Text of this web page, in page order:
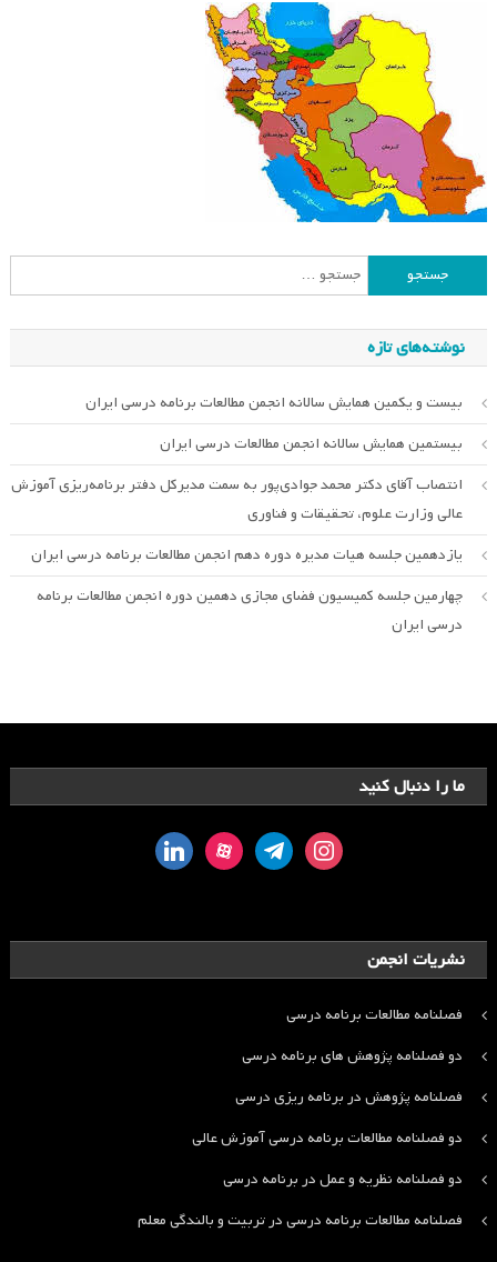
جستجو
برای:
نوشته‌های تازه
بیست و یکمین همایش سالانه انجمن مطالعات برنامه درسی ایران
بیستمین همایش سالانه انجمن مطالعات درسی ایران
انتصاب آقای دکتر محمد جوادی‌پور به سمت مدیرکل دفتر برنامه‌ریزی آموزش
عالی وزارت علوم، تحقیقات و فناوری
یازدهمین جلسه هیات مدیره دوره دهم انجمن مطالعات برنامه درسی ایران
چهارمین جلسه کمیسیون فضای مجازی دهمین دوره انجمن مطالعات برنامه
درسی ایران
ما را دنبال کنید
instagram
telegram
aparat
linkedin
نشریات انجمن
فصلنامه مطالعات برنامه درسی
دو فصلنامه پژوهش های برنامه درسی
فصلنامه پژوهش در برنامه ریزی درسی
دو فصلنامه مطالعات برنامه درسی آموزش عالی
دو فصلنامه نظریه و عمل در برنامه درسی
فصلنامه مطالعات برنامه درسی در تربیت و بالندگی معلم